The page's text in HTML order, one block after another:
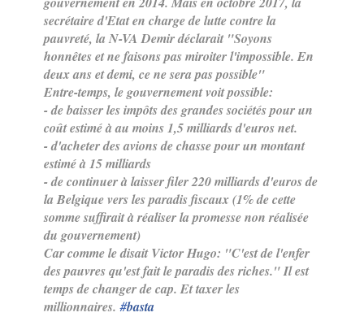
secrétaire d'Etat en charge de lutte contre la
pauvreté, la N-VA Demir déclarait "Soyons
honnêtes et ne faisons pas miroiter l'impossible. En
deux ans et demi, ce ne sera pas possible"
Entre-temps, le gouvernement voit possible:
- de baisser les impôts des grandes sociétés pour un
coût estimé à au moins 1,5 milliards d'euros net.
- d'acheter des avions de chasse pour un montant
estimé à 15 milliards
- de continuer à laisser filer 220 milliards d'euros de
la Belgique vers les paradis fiscaux (1% de cette
somme suffirait à réaliser la promesse non réalisée
du gouvernement)
Car comme le disait Victor Hugo: "C'est de l'enfer
des pauvres qu'est fait le paradis des riches." Il est
temps de changer de cap. Et taxer les
millionnaires.#basta